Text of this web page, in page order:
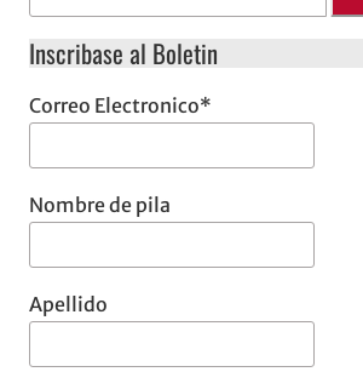
Inscribase al Boletin
Correo Electronico*
Nombre de pila
Apellido